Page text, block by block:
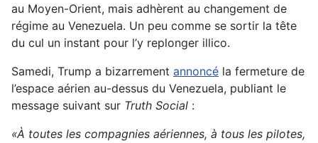
au Moyen-Orient, mais adhèrent au changement de
régime au Venezuela. Un peu comme se sortir la tête
du cul un instant pour l’y replonger illico.
Samedi, Trump a bizarrement annoncé la fermeture de
l’espace aérien au-dessus du Venezuela, publiant le
message suivant sur Truth Social :
«À toutes les compagnies aériennes, à tous les pilotes,